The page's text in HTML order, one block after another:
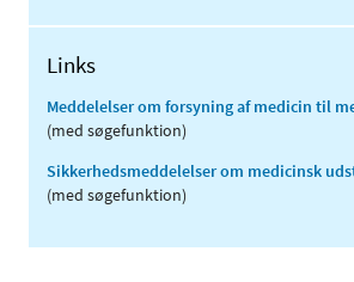
Links
Meddelelser om forsyning af medicin til
(med søgefunktion)
Sikkerhedsmeddelelser om medicinsk
(med søgefunktion)